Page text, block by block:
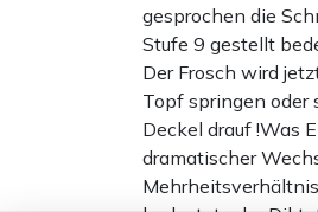
gesprochen die
Stufe 9 gestellt
Der Frosch wird
Topf springen oder
Deckel drauf !Was
dramatischer